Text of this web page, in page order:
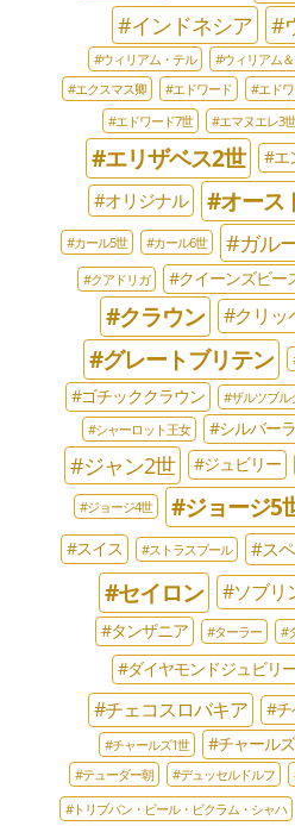
#インドネシア #
#ウィリアム・テル #ウィリアム
#エクスマス卿
#エドワード #エド
#エドワード7世 #エマヌエレ3世
#エリザベス2世 #エ
#オリジナル #オース
#カール5世 #カール6世 #ガル
#クアドリガ #クイーンズビー
#クラウン #クリッ
#グレートブリテン
#ゴチッククラウン #ザルツブル
#シャーロット王女
#シルバー
#ジャン2世 #ジュビリー
#ジョージ4世 #ジョージ5
#スイス #ストラスブール #ス
#セイロン
#ソブリ
#タンザニア #ターラー #
#ダイヤモンドジュビリ
#チェコスロバキア #チ
#チャールズ1世 #チャール
#テューダー朝
#デュッセルドルフ
#トリブバン・ビール・ビクラム・シャハ